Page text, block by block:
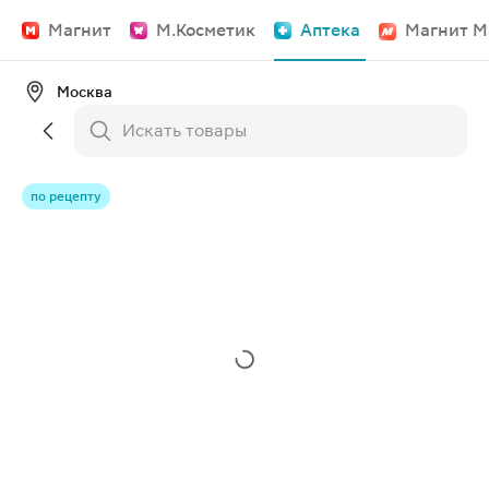
Магнит М.Косметик Аптека Магнит
Москва
по рецепту